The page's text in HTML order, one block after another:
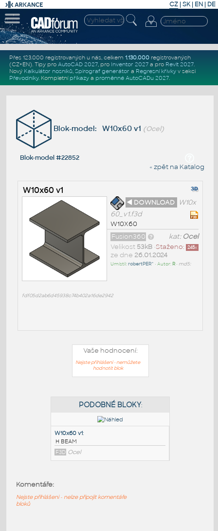
CZ | SK| EN | DE
Přes 123.000 registrovaných u nás, celkem 1.130.000registrovaných
(CZ+EN). Tipy pro AutoCAD 2027, pro Inventor 2027a pro Revit 2027.
Nový Kalkulátor nosníků, Spirograf generátor a Regresní křivkyv sekci
Převodníky. Kompletní příkazya proměnné AutoCADu 2027.
Blok-model: W10x60 v1 (Ocel)
Blok-model #22852
« zpět na Katalog
W10x60 v1
◄ DOWNLOAD
W10x
60_v1.f3d
W10X60
kat: Ocel
Fusion360
Staženo: 245x
Velikost 53kB•
ze dne 26.01.2024
Umístil:robertPER^ • Autor: R• md5:
fdf05d2ab6d45938c74b402a16de2942
Vaše hodnocení:
Nejste přihlášeni - nemůžete
hodnotit blok
Komentáře:
Nejste přihlášeni - nelze připojit komentáře
bloků